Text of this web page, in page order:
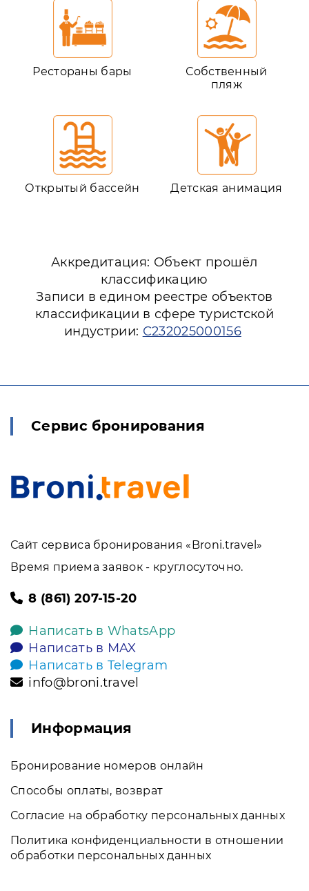
Рестораны бары
Собственный
пляж
Открытый бассейн Детская анимация
Аккредитация: Объект прошёл
классификацию
Записи в едином реестре объектов
классификации в сфере туристской
индустрии: С232025000156
Сервис бронирования
Сайт сервиса бронирования «Broni.travel»
Время приема заявок - круглосуточно.
8 (861) 207-15-20
Написать в WhatsApp
Написать в MAX
Написать в Telegram
info@broni.travel
Информация
Бронирование номеров онлайн
Способы оплаты, возврат
Согласие на обработку персональных данных
Политика конфиденциальности в отношении
обработки персональных данных